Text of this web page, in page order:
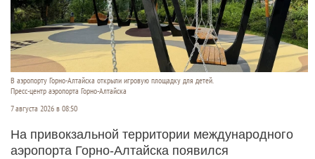
В аэропорту Горно-Алтайска открыли игровую площадку для детей.
Пресс-центр аэропорта Горно-Алтайска
7 августа 2026 в 08:50
На привокзальной территории международного
аэропорта Горно-Алтайска появился